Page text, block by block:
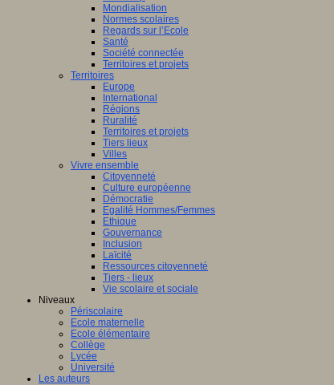
Mondialisation
Normes scolaires
Regards sur l’Ecole
Santé
Société connectée
Territoires et projets
Territoires
Europe
International
Régions
Ruralité
Territoires et projets
Tiers lieux
Villes
Vivre ensemble
Citoyenneté
Culture européenne
Démocratie
Egalité Hommes/Femmes
Ethique
Gouvernance
Inclusion
Laïcité
Ressources citoyenneté
Tiers - lieux
Vie scolaire et sociale
Niveaux
Périscolaire
Ecole maternelle
Ecole élémentaire
Collège
Lycée
Université
Les auteurs